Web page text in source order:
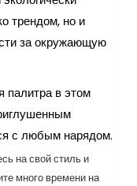
трендом, но и
за окружающую
палитра в этом
с любым нарядом.
на свой стиль и
много времени на